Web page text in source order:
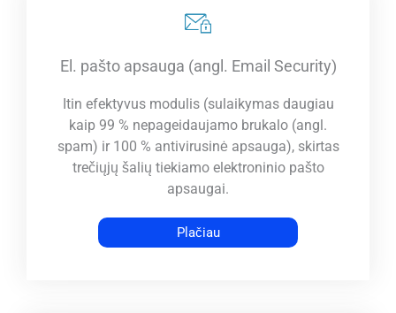
El. pašto apsauga (angl. Email Security)
Itin efektyvus modulis (sulaikymas daugiau
kaip 99 % nepageidaujamo brukalo (angl.
spam) ir 100 % antivirusinė apsauga), skirtas
trečiųjų šalių tiekiamo elektroninio pašto
apsaugai.
Plačiau